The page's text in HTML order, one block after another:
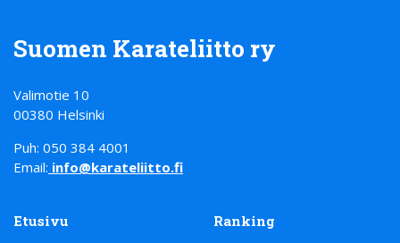
Suomen Karateliitto ry
Valimotie 10
00380 Helsinki
Puh: 050 384 4001
Email: info@karateliitto.fi
Etusivu
Ranking